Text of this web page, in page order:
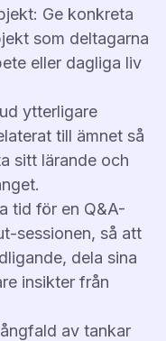
Ge konkreta
som deltagarna
eller dagliga liv
ytterligare
till ämnet så
sitt lärande och
tid för en Q&A-
sessionen, så att
dela sina
insikter från
av tankar